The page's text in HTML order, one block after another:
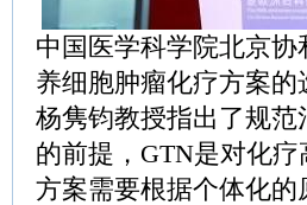
中国医学科学院北京
养细胞肿瘤化疗方案
杨隽钧教授指出了规
的前提，GTN是对化
方案需要根据个体化